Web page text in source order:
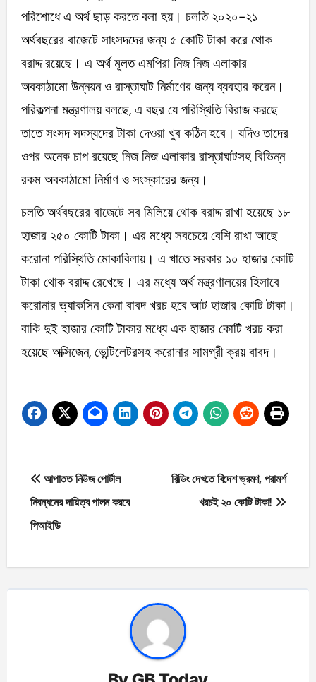
পরিশোধে এ অর্থ ছাড় করতে বলা হয়। চলতি ২০২০-২১
অর্থবছরের বাজেটে সাংসদদের জন্য ৫ কোটি টাকা করে থোক
বরাদ্দ রয়েছে। এ অর্থ মূলত এমপিরা নিজ নিজ এলাকার
অবকাঠামো উন্নয়ন ও রাস্তাঘাট নির্মাণের জন্য ব্যবহার করেন।
পরিকল্পনা মন্ত্রণালয় বলছে, এ বছর যে পরিস্থিতি বিরাজ করছে
তাতে সংসদ সদস্যদের টাকা দেওয়া খুব কঠিন হবে। যদিও তাদের
ওপর অনেক চাপ রয়েছে নিজ নিজ এলাকার রাস্তাঘাটসহ বিভিন্ন
রকম অবকাঠামো নির্মাণ ও সংস্কারের জন্য।
চলতি অর্থবছরের বাজেটে সব মিলিয়ে থোক বরাদ্দ রাখা হয়েছে ১৮
হাজার ২৫০ কোটি টাকা। এর মধ্যে সবচেয়ে বেশি রাখা আছে
করোনা পরিস্থিতি মোকাবিলায়। এ খাতে সরকার ১০ হাজার কোটি
টাকা থোক বরাদ্দ রেখেছে। এর মধ্যে অর্থ মন্ত্রণালয়ের হিসাবে
করোনার ভ্যাকসিন কেনা বাবদ খরচ হবে আট হাজার কোটি টাকা।
বাকি দুই হাজার কোটি টাকার মধ্যে এক হাজার কোটি খরচ করা
হয়েছে অক্সিজেন, ভেন্টিলেটরসহ করোনার সামগ্রী ক্রয় বাবদ।
Post
navigation
আপাতত নিউজ পোর্টাল
নিবন্ধনের দায়িত্ব পালন করবে
পিআইডি
বিল্ডিং দেখতে বিদেশ ভ্রমণ, পরামর্শ
খরচই ২০ কোটি টাকা!